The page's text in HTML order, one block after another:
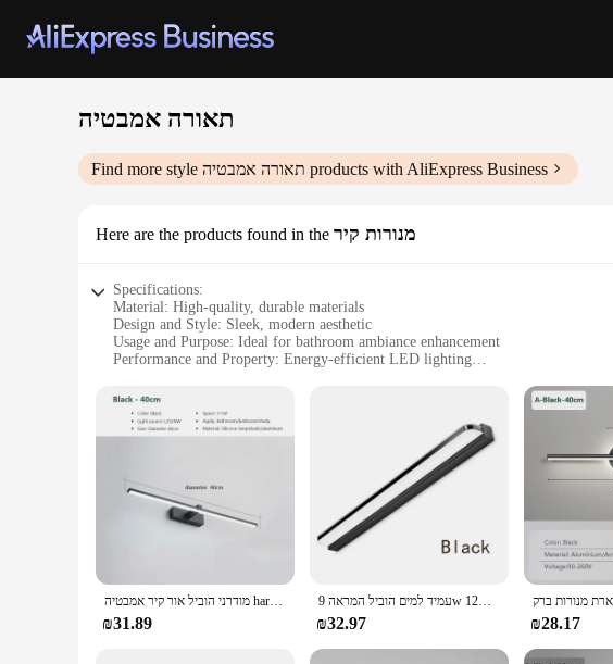
תאורה אמבטיה
Find more style תאורה אמבטיה products with AliExpress Business
Here are the products found in the מנורות קיר
Specifications:
Material: High-quality, durable materials
Design and Style: Sleek, modern aesthetic
Usage and Purpose: Ideal for bathroom ambiance enhancement
Performance and Property: Energy-efficient LED lighting
Parts and Accessories: Comes with all necessary hardware for a seamless setup
Features:
Transform your bathroom into a serene oasis with our state-of-the-art תאורה אמבטיה (bathroom lighting). Crafted from robust materials, these fixtures are designed to withstand the humidity and
moisture typically found in bathroom environments. The sleek, minimalist
decor.
**Energy-Efficient and Long-Lasting**
Illuminate your bathroom with energy-efficient LED lighting that provides a
that outlasts traditional lighting options, you can enjoy the same brightness
bathroom's lighting without the need for professional assistance.
**Versatile and User-Friendly**
for a variety of bathroom sizes and styles. The lighting is designed to be user-
מודרני הוביל אור קיר אמבטיה hardwares קיר מנורת לילה שלושה צבעים אורות אלומיניום הוביל אמבטיה אמבטיה קו מנורת
₪31.89
עמיד למים הוביל המראה 9w 12w אור קדמי ac220v קיר רכוב אמבטיה חדר שינה איפור
₪32.97 ₪28.17